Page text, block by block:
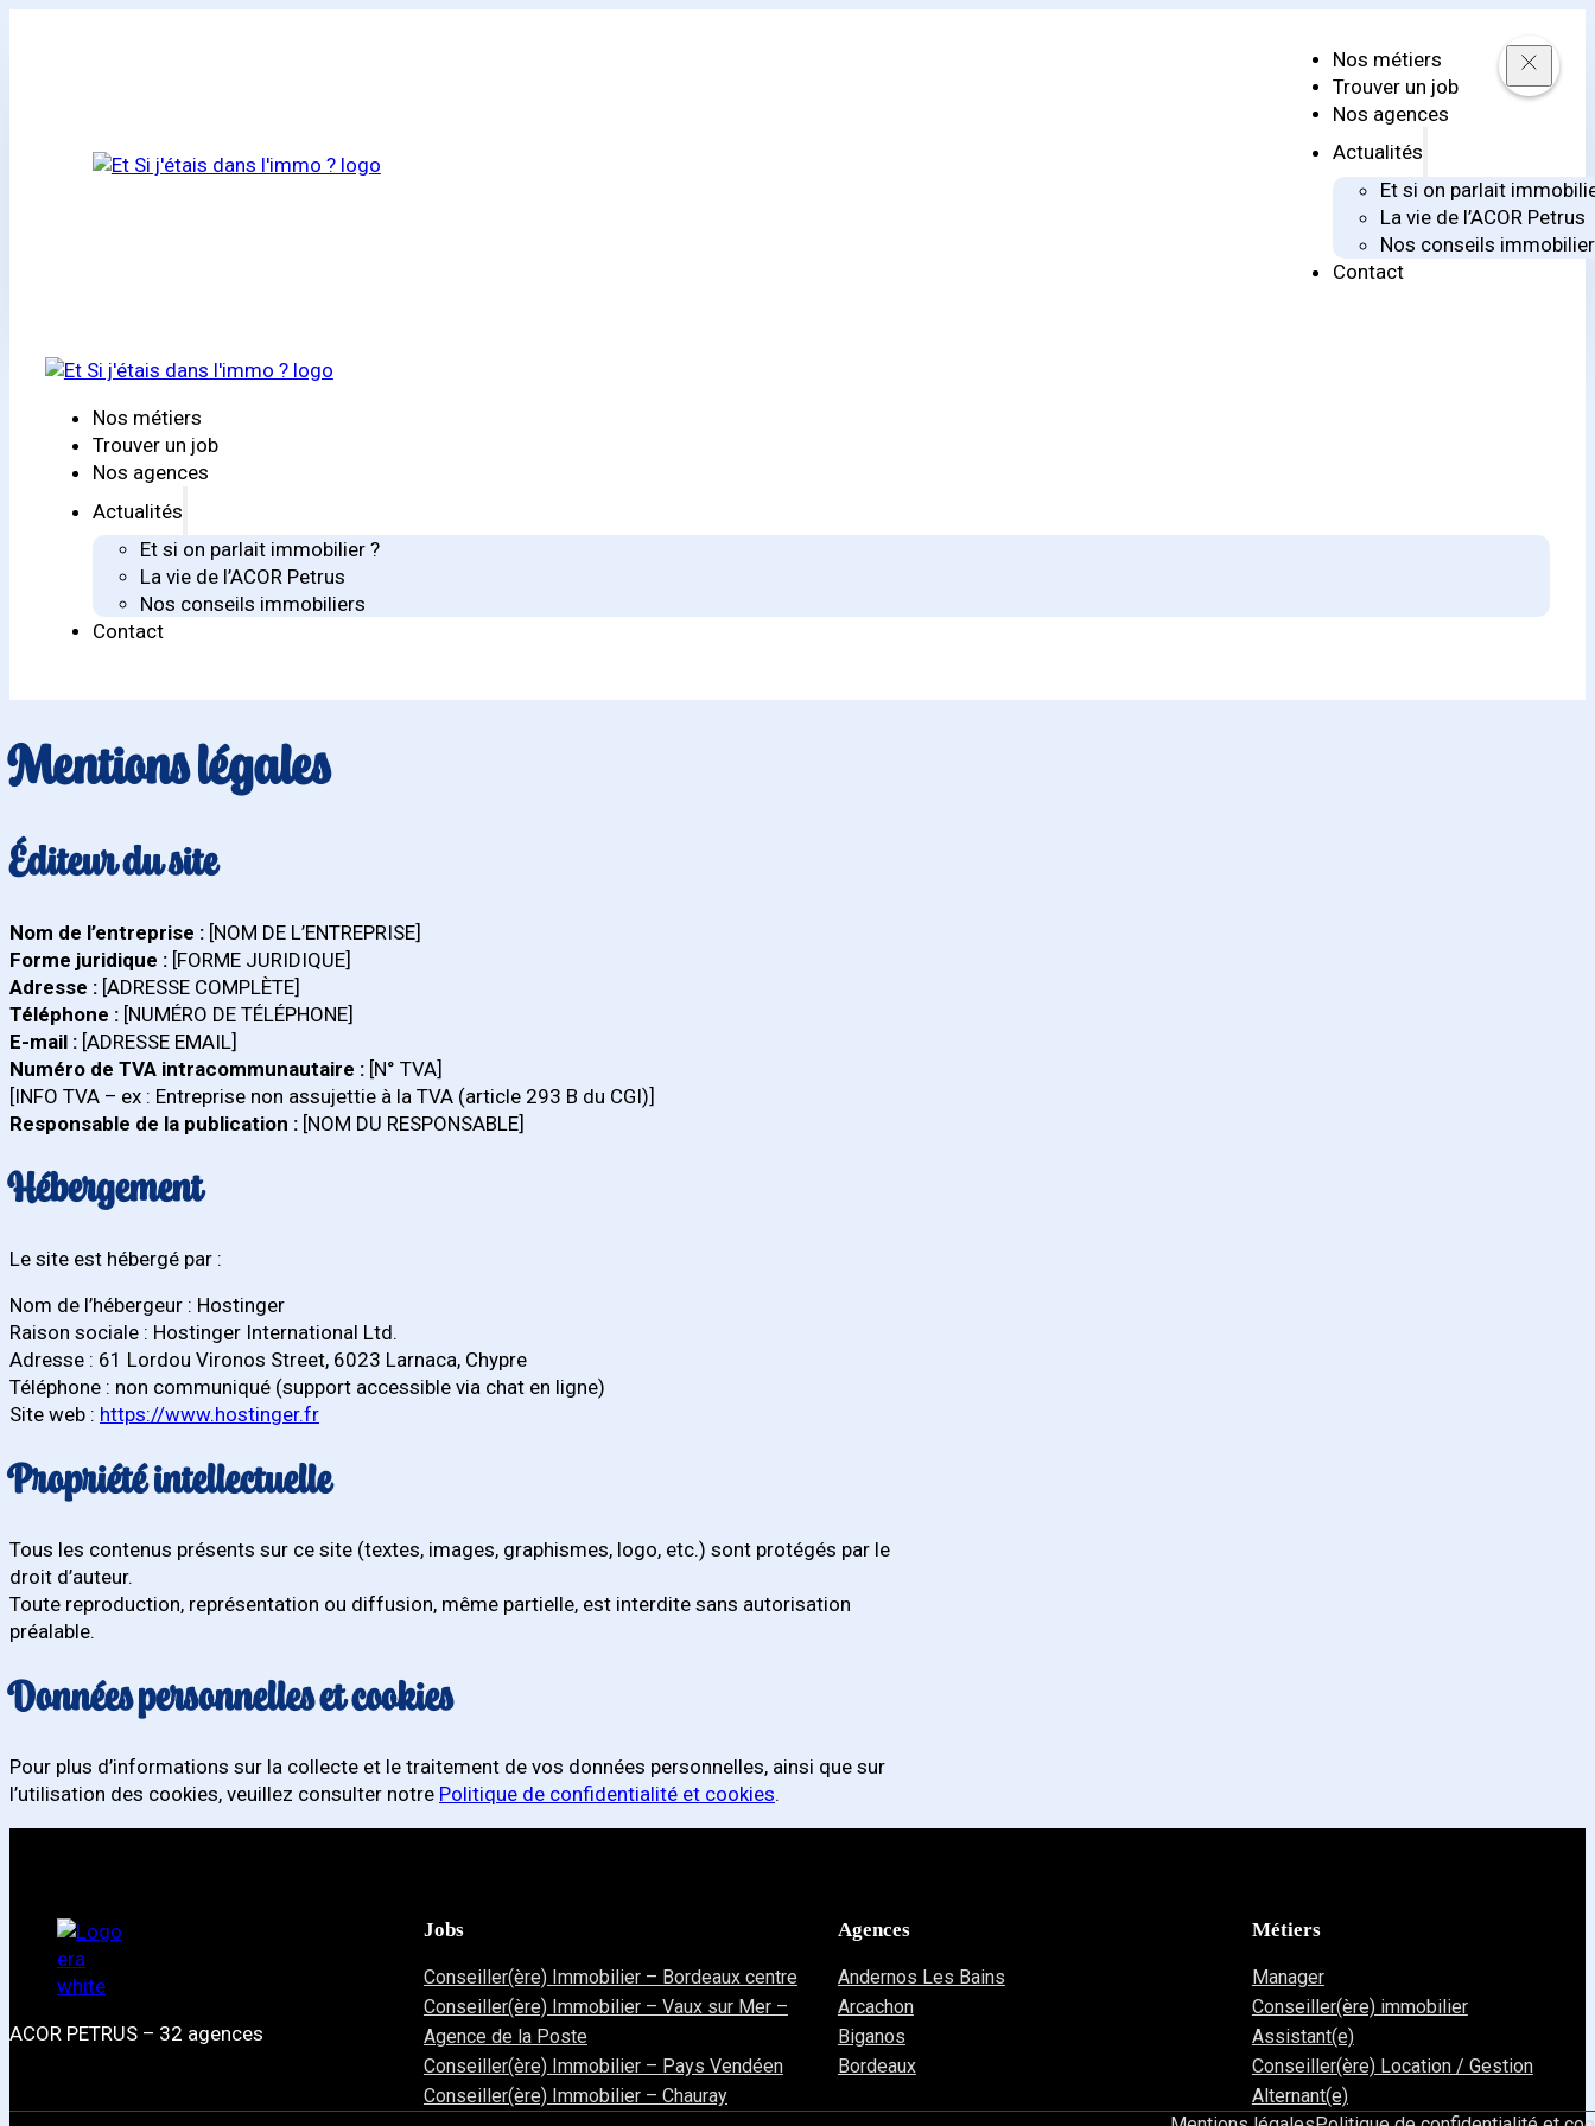
Nos métiers
Trouver un job
Nos agences
Actualités
Et si on parlait
La vie de l’ACOR Petrus
Nos conseils
Contact
Nos métiers
Trouver un job
Nos agences
Actualités
Et si on parlait immobilier ?
La vie de l’ACOR Petrus
Nos conseils immobiliers
Contact
Mentions légales
Éditeur du site
Nom de l’entreprise : [NOM DE L’ENTREPRISE]
Forme juridique : [FORME JURIDIQUE]
Adresse : [ADRESSE COMPLÈTE]
Téléphone : [NUMÉRO DE TÉLÉPHONE]
E-mail : [ADRESSE EMAIL]
Numéro de TVA intracommunautaire : [N° TVA]
[INFO TVA – ex : Entreprise non assujettie à la TVA (article 293 B du CGI)]
Responsable de la publication : [NOM DU RESPONSABLE]
Hébergement
Le site est hébergé par :
Nom de l’hébergeur : Hostinger
Raison sociale : Hostinger International Ltd.
Adresse : 61 Lordou Vironos Street, 6023 Larnaca, Chypre
Téléphone : non communiqué (support accessible via chat en ligne)
Site web : https://www.hostinger.fr
Propriété intellectuelle
Tous les contenus présents sur ce site (textes, images, graphismes, logo, etc.) sont protégés par le
droit d’auteur.
Toute reproduction, représentation ou diffusion, même partielle, est interdite sans autorisation
préalable.
Données personnelles et cookies
Pour plus d’informations sur la collecte et le traitement de vos données personnelles, ainsi que sur
l’utilisation des cookies, veuillez consulter notre Politique de confidentialité et cookies.
ACOR PETRUS – 32 agences
Jobs
Conseiller(ère) Immobilier – Bordeaux centre
Conseiller(ère) Immobilier – Vaux sur Mer –
Agence de la Poste
Conseiller(ère) Immobilier – Pays Vendéen
Conseiller(ère) Immobilier – Chauray
Agences
Andernos Les Bains
Arcachon
Biganos
Bordeaux
Métiers
Manager
Conseiller(ère) immobilier
Assistant(e)
Conseiller(ère) Location / Gestion
Alternant(e)